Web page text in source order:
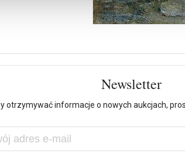
Newsletter
otrzymywać informacje o nowych aukcjach,